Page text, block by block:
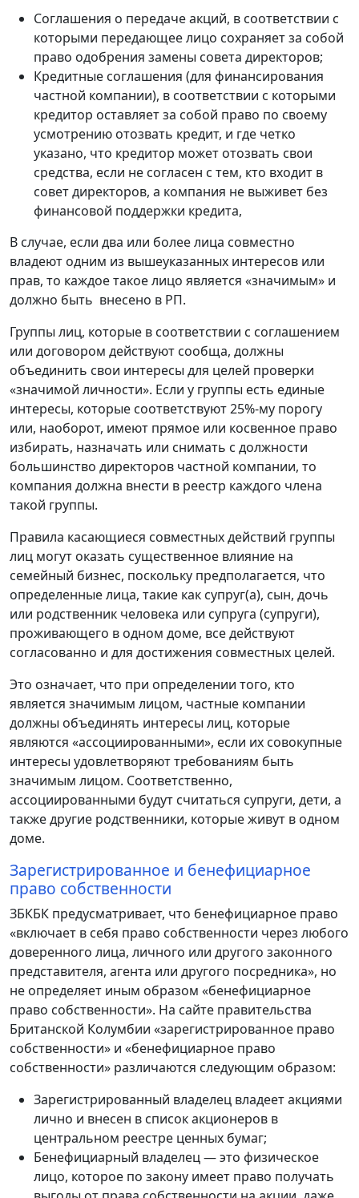
Соглашения о передаче акций, в соответствии с
которыми передающее лицо сохраняет за собой
право одобрения замены совета директоров;
Кредитные соглашения (для финансирования
частной компании), в соответствии с которыми
кредитор оставляет за собой право по своему
усмотрению отозвать кредит, и где четко
указано, что кредитор может отозвать свои
средства, если не согласен с тем, кто входит в
совет директоров, а компания не выживет без
финансовой поддержки кредита,
В случае, если два или более лица совместно
владеют одним из вышеуказанных интересов или
прав, то каждое такое лицо является «значимым» и
должно быть внесено в РП.
Группы лиц, которые в соответствии с соглашением
или договором действуют сообща, должны
объединить свои интересы для целей проверки
«значимой личности». Если у группы есть единые
интересы, которые соответствуют 25%-му порогу
или, наоборот, имеют прямое или косвенное право
избирать, назначать или снимать с должности
большинство директоров частной компании, то
компания должна внести в реестр каждого члена
такой группы.
Правила касающиеся совместных действий группы
лиц могут оказать существенное влияние на
семейный бизнес, поскольку предполагается, что
определенные лица, такие как супруг(а), сын, дочь
или родственник человека или супруга (супруги),
проживающего в одном доме, все действуют
согласованно и для достижения совместных целей.
Это означает, что при определении того, кто
является значимым лицом, частные компании
должны объединять интересы лиц, которые
являются «ассоциированными», если их совокупные
интересы удовлетворяют требованиям быть
значимым лицом. Соответственно,
ассоциированными будут считаться супруги, дети, а
также другие родственники, которые живут в одном
доме.
Зарегистрированное и бенефициарное
право собственности
ЗБКБК предусматривает, что бенефициарное право
«включает в себя право собственности через любого
доверенного лица, личного или другого законного
представителя, агента или другого посредника», но
не определяет иным образом «бенефициарное
право собственности». На сайте правительства
Британской Колумбии «зарегистрированное право
собственности» и «бенефициарное право
собственности» различаются следующим образом:
Зарегистрированный владелец владеет акциями
лично и внесен в список акционеров в
центральном реестре ценных бумаг;
Бенефициарный владелец — это физическое
лицо, которое по закону имеет право получать